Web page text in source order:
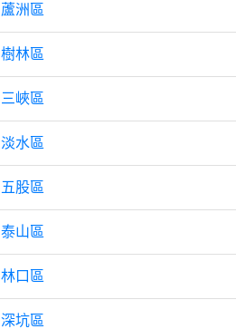
蘆洲區
樹林區
三峽區
淡水區
五股區
泰山區
林口區
深坑區